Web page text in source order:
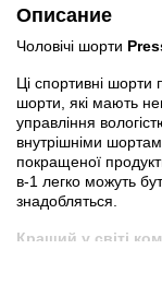
Описание
Чоловічі шорти
Ці спортивні шорти
шорти, які мають
управління
внутрішніми
покращеної
в-1 легко можуть
знадобляться.
Кращий у світі